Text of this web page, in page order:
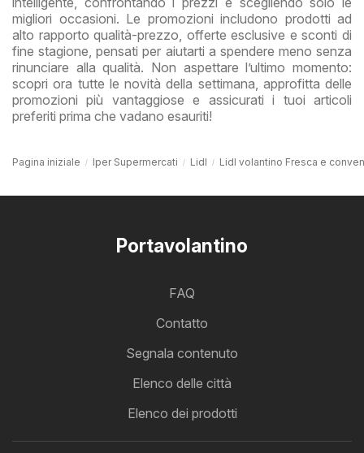
migliori occasioni. Le promozioni includono prodotti ad
alto rapporto qualità-prezzo, offerte esclusive e sconti di
fine stagione, pensati per aiutarti a spendere meno senza
rinunciare alla qualità. Non aspettare l’ultimo momento:
scopri ora tutte le novità della settimana, approfitta delle
promozioni più vantaggiose e assicurati i tuoi articoli
preferiti prima che vadano esauriti!
Pagina iniziale Iper Supermercati Lidl Lidl volantino Fresca e
Portavolantino
FAQ
Contatto
Segnala contenuto
Elenco delle città
Elenco dei prodotti